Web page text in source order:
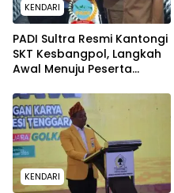
KENDARI
PADI Sultra Resmi Kantongi
SKT Kesbangpol, Langkah
Awal Menuju Peserta
KENDARI